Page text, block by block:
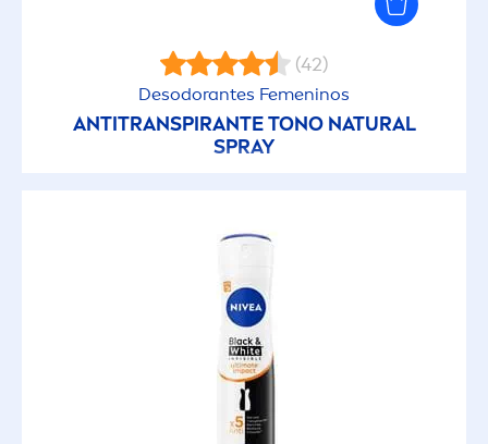
(42)
Desodorantes Femeninos
ANTITRANSPIRANTE TONO NATURAL
SPRAY